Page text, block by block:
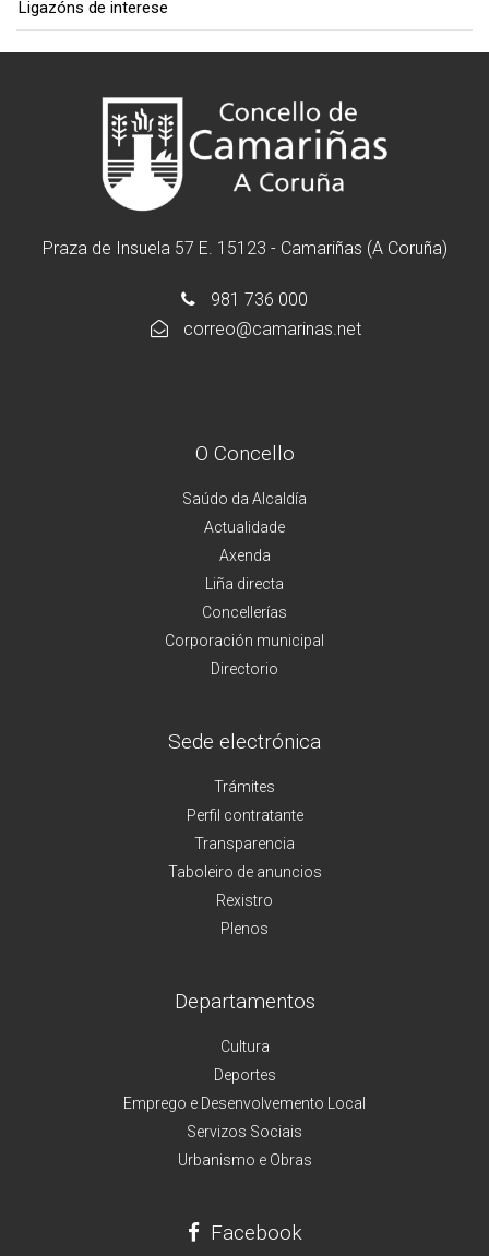
Ligazóns de interese
Praza de Insuela 57 E. 15123 - Camariñas (A Coruña)
981 736 000
correo@camarinas.net
O Concello
Saúdo da Alcaldía
Actualidade
Axenda
Liña directa
Concellerías
Corporación municipal
Directorio
Sede electrónica
Trámites
Perfil contratante
Transparencia
Taboleiro de anuncios
Rexistro
Plenos
Departamentos
Cultura
Deportes
Emprego e Desenvolvemento Local
Servizos Sociais
Urbanismo e Obras
Facebook